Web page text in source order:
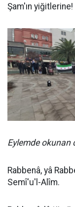
Şam'ın yiğitlerine!
Eylemde okunan
Rabbenâ, yâ
Semî'u'l-Alîm.